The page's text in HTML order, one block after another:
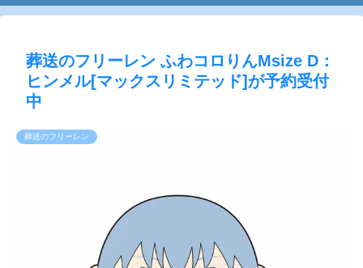
葬送のフリーレン ふわコロりんMsize D：
ヒンメル[マックスリミテッド]が予約受付
中
葬送のフリーレン